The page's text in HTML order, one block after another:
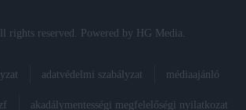
rights reserved. Powered by HG Media
adatvédelmi szabályzat médiaajánló
akadálymentességi megfelelőségi nyilatkozat